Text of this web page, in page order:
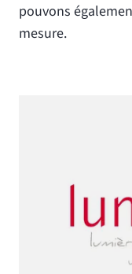
pouvons
mesure.